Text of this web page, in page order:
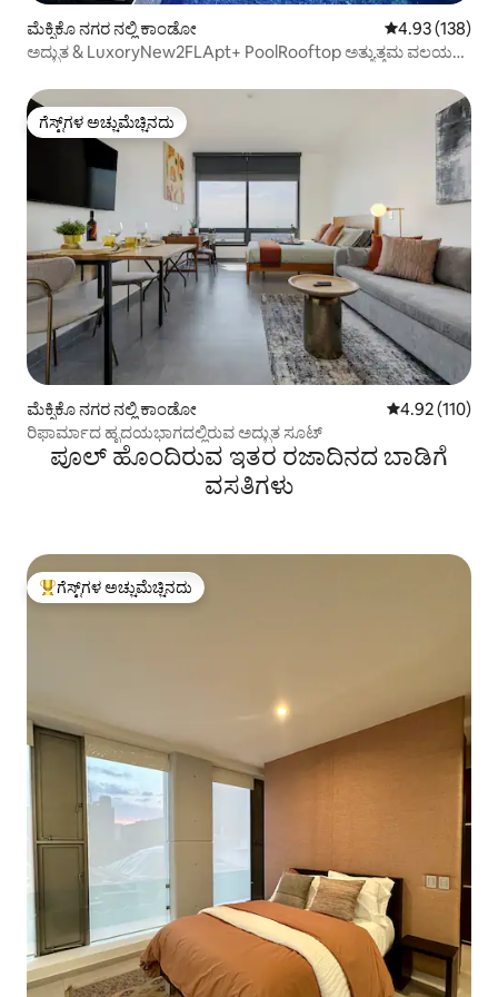
ಮೆಕ್ಸಿಕೊ ನಗರ ನಲ್ಲಿ ಕಾಂಡೋ 5 ರಲ್ಲಿ 4.93
4.93 (138)
ಅದ್ಭುತ & LuxoryNew2FLApt+ PoolRooftop ಅತ್ಯುತ್ತಮ ವಲಯ
ಗೆಸ್ಟ್‌ಗಳ ಅಚ್ಚುಮೆಚ್ಚಿನದು
ಗೆಸ್ಟ್‌ಗಳ ಅಚ್ಚುಮೆಚ್ಚಿನದು
ಮೆಕ್ಸಿಕೊ ನಗರ ನಲ್ಲಿ ಕಾಂಡೋ 5 ರಲ್ಲಿ 4.92
4.92 (110)
ರಿಫಾರ್ಮಾದ ಹೃದಯಭಾಗದಲ್ಲಿರುವ ಅದ್ಭುತ ಸೂಟ್
ಪೂಲ್‌ ಹೊಂದಿರುವ ಇತರ ರಜಾದಿನದ ಬಾಡಿಗೆ
ವಸತಿಗಳು
ಗೆಸ್ಟ್‌ಗಳಿಗೆ ಅತಿ ಹೆಚ್ಚು ಅಚ್ಚುಮೆಚ್ಚಿನದು
ಗೆಸ್ಟ್‌ಗಳ ಅಚ್ಚುಮೆಚ್ಚಿನದು